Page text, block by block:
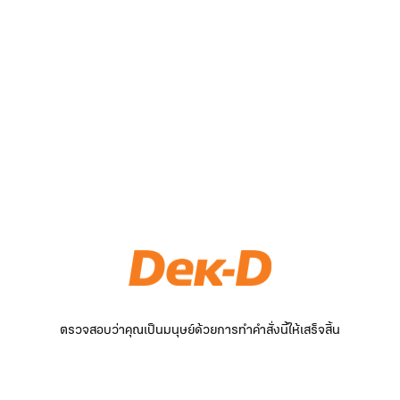
ตรวจสอบว่าคุณเป็นมนุษย์ด้วยการทำคำสั่งนี้ให้เสร็จสิ้น